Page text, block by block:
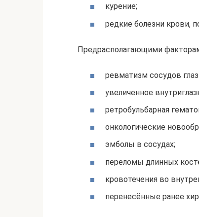
курение;
редкие болезни крови,
Предрасполагающими
ревматизм сосудов
увеличенное
ретробульбарная
онкологические
эмболы в сосудах;
переломы длинных
кровотечения во
перенесённые ранее